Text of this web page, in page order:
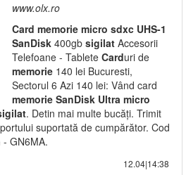
www.olx.ro
Card memorie micro sdxc UHS-1
SanDisk 400gb sigilat Accesorii
Telefoane - Tablete Carduri de
memorie 140 lei Bucuresti,
Sectorul 6 Azi 140 lei: Vând card
memorie SanDisk Ultra micro
. Detin mai multe bucăți. Trimit
suportată de cumpărător. Cod
GN6MA.
12.04|14:38